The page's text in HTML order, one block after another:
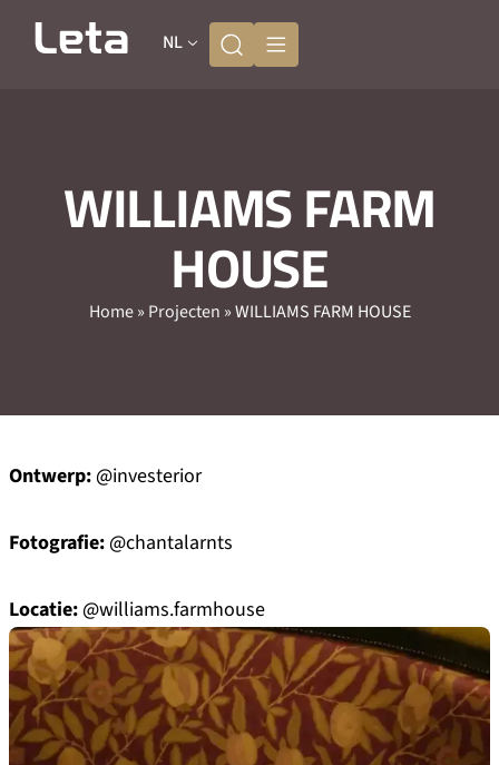
NL
WILLIAMS FARM
HOUSE
Home» Projecten »WILLIAMS FARM HOUSE
Ontwerp: @investerior
Fotografie: @chantalarnts
Locatie: @williams.farmhouse